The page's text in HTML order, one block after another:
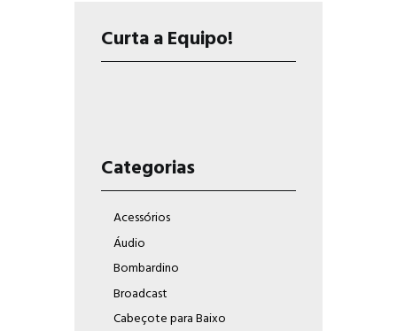
Curta a Equipo!
Categorias
Acessórios
Áudio
Bombardino
Broadcast
Cabeçote para Baixo